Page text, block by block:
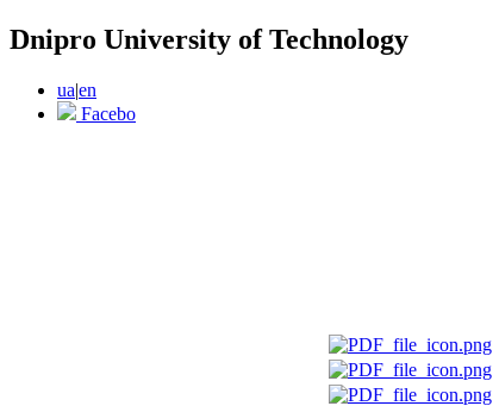
Dnipro University of Technology
ua|en
Facebo